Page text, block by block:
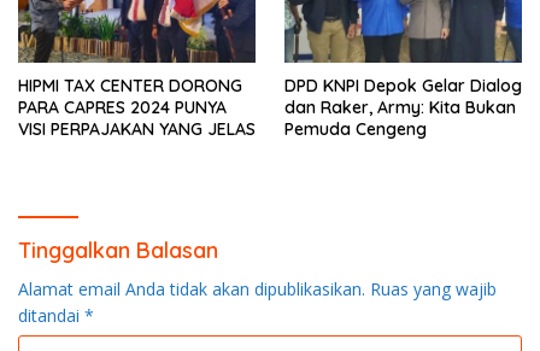
HIPMI TAX CENTER DORONG
PARA CAPRES 2024 PUNYA
VISI PERPAJAKAN YANG JELAS
DPD KNPI Depok Gelar Dialog
dan Raker, Army: Kita Bukan
Pemuda Cengeng
Tinggalkan Balasan
Alamat email Anda tidak akan dipublikasikan. Ruas yang wajib
ditandai *